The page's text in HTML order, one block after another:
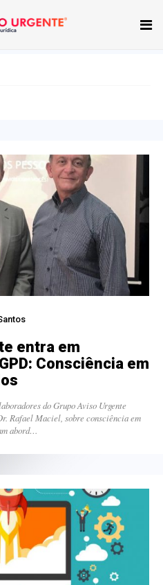
entra em
Consciência em
do Grupo Aviso Urgente
Rafael Maciel, sobre consciência em
abord…